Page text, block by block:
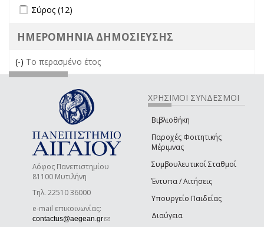
Apply Σύρος filter
Σύρος (12)
ΗΜΕΡΟΜΗΝΙΑ ΔΗΜΟΣΙΕΥΣΗΣ
(-) Remove Το περασμένο έτος filter
Το περασμένο έτος
Λόφος Πανεπιστημίου
81100 Μυτιλήνη
Τηλ. 22510 36000
e-mail επικοινωνίας:
contactus@aegean.gr(link sends e-mail)
ΧΡΗΣΙΜΟΙ ΣΥΝΔΕΣΜΟΙ
Βιβλιοθήκη
Παροχές Φοιτητικής
Μέριμνας
Συμβουλευτικοί Σταθμοί
Έντυπα / Αιτήσεις
Υπουργείο Παιδείας
Διαύγεια